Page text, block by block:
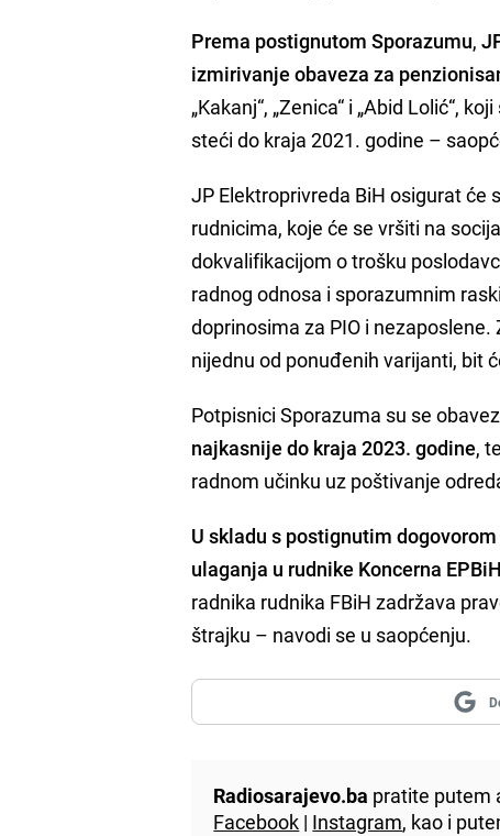
Prema postignutom Sporazumu,
izmirivanje obaveza za
„Kakanj“, „Zenica“ i „Abid Lolić“,
steći do kraja 2021. godine –
JP Elektroprivreda BiH osigurat će
rudnicima, koje će se vršiti na
dokvalifikacijom o trošku
radnog odnosa i sporazumnim
doprinosima za PIO i
nijednu od ponuđenih varijanti, bit
Potpisnici Sporazuma su se
najkasnije do kraja 2023. godine,
radnom učinku uz poštivanje
U skladu s postignutim
ulaganja u rudnike Koncerna
radnika rudnika FBiH zadržava
štrajku – navodi se u saopćenju.
Radiosarajevo.ba pratite putem
Facebook | Instagram, kao i